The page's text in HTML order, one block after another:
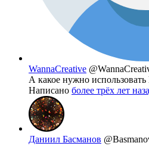
WannaCreative
А какое нужно использовать
Написано более трёх лет
Даниил Басманов